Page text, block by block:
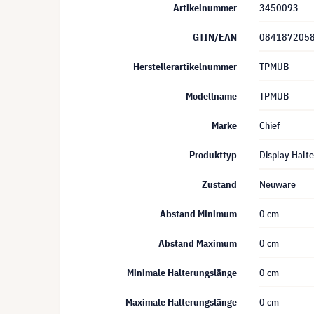
Artikelnummer 3450093
GTIN/EAN
Herstellerartikelnummer TPMUB
Modellname TPMUB
Marke Chief
Produkttyp Display
Zustand Neuware
Abstand Minimum 0 cm
Abstand Maximum 0 cm
Minimale Halterungslänge 0 cm
Maximale Halterungslänge 0 cm